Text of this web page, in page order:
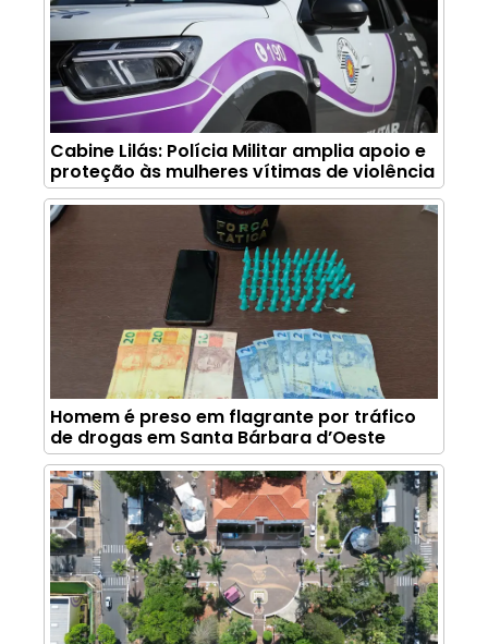
Cabine Lilás: Polícia Militar amplia apoio e
proteção às mulheres vítimas de violência
Homem é preso em flagrante por tráfico
de drogas em Santa Bárbara d’Oeste